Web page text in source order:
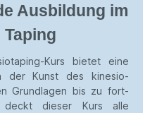
Aus­bildung im
Kurs bietet eine
der Kunst des kinesio­
Grund­lagen bis zu fort­
deckt dieser Kurs alle